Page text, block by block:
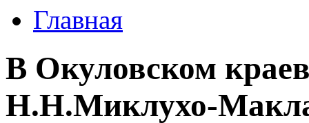
Главная
В Окуловском
Н.Н.Миклухо-